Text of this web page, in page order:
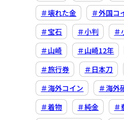
＃壊れた金
＃外国コ
＃宝石
＃小判
＃
＃山崎
＃山崎12年
＃旅行券
＃日本刀
＃海外コイン
＃海外
＃着物
＃純金 ＃